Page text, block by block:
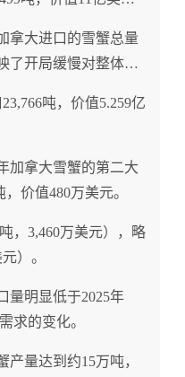
拿大进口的雪蟹总量
了开局缓慢对整体供
吨，价值5.259亿
加拿大雪蟹的第二大
价值480万美元。
，3,460万美元），略
）。
量明显低于2025年
求的变化。
产量达到约15万吨，